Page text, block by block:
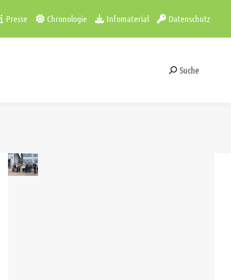
Presse Chronologie Infomaterial Datenschutz
Search:
Suche